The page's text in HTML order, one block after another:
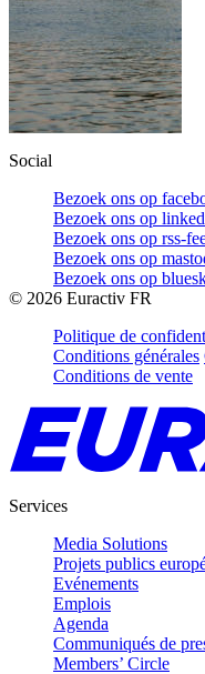
Social
Bezoek ons op
Bezoek ons op
Bezoek ons op rss-
Bezoek ons op
Bezoek ons op
© 2026 Euractiv FR
Politique de
Conditions générales
Conditions de vente
Services
Media Solutions
Projets publics
Evénements
Emplois
Agenda
Communiqués de
Members’ Circle